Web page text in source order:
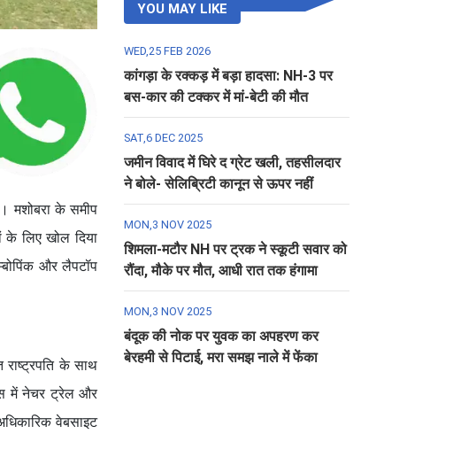
मशोबरा के समीप
के लिए खोल दिया
और लैपटॉप
राष्ट्रपति के साथ
में नेचर ट्रेल और
वेबसाइट
YOU MAY LIKE
WED,25 FEB 2026
कांगड़ा के रक्कड़ में बड़ा हादसा: NH-3 पर
बस-कार की टक्कर में मां-बेटी की मौत
SAT,6 DEC 2025
जमीन विवाद में घिरे द ग्रेट खली, तहसीलदार
ने बोले- सेलिब्रिटी कानून से ऊपर नहीं
MON,3 NOV 2025
शिमला-मटौर NH पर ट्रक ने स्कूटी सवार को
रौंदा, मौके पर मौत, आधी रात तक हंगामा
MON,3 NOV 2025
बंदूक की नोक पर युवक का अपहरण कर
बेरहमी से पिटाई, मरा समझ नाले में फेंका